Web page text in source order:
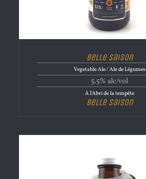
Belle Saison
Vegetable Ale / Ale de Légumes
5.5% alc/vol
À l'Abri de la tempête
Belle Saison